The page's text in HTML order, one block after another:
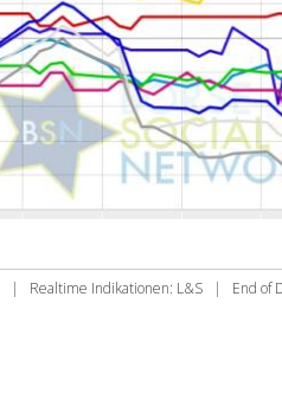
| Realtime Indikationen: L&S | End of